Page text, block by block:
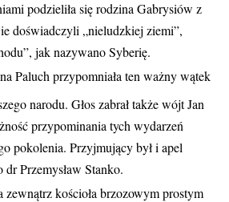
podzieliła się rodzina Gabrysiów z
doświadczyli „nieludzkiej ziemi”,
jak nazywano Syberię.
Paluch przypomniała ten ważny wątek
narodu. Głos zabrał także wójt Jan
przypominania tych wydarzeń
pokolenia. Przyjmujący był i apel
dr Przemysław Stanko.
zewnątrz kościoła brzozowym prostym